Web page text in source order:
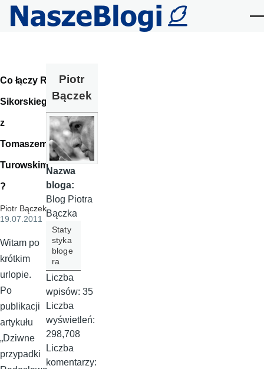
Przejdź do treści
Co łączy R.
Sikorskiego
z
Tomaszem
Turowskim
?
Piotr Bączek,
19.07.2011
Witam po
krótkim
urlopie.
Po
publikacji
artykułu
„Dziwne
przypadki
Piotr
Bączek
Nazwa
bloga:
Blog Piotra
Bączka
Staty
styka
bloge
ra
Liczba
wpisów: 35
Liczba
wyświetleń:
298,708
Liczba
komentarzy: